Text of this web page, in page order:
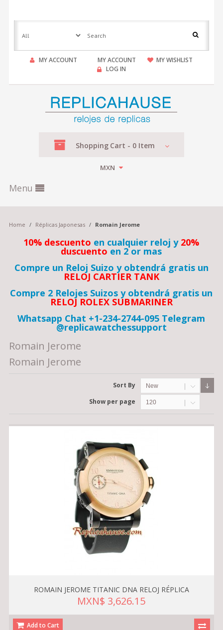
MY ACCOUNT MY ACCOUNT
MY WISHLIST
LOG IN
Shopping Cart - 0Item
MXN
Menu
Home / Réplicas Japonesas / Romain Jerome
10% descuento en cualquier reloj y 20%
duscuento en 2 or mas
Compre un Reloj Suizo y obtendrá gratis un
RELOJ CARTIER TANK
Compre 2 Relojes Suizos y obtendrá gratis un
RELOJ ROLEX SUBMARINER
Whatsapp Chat +1-234-2744-095 Telegram
@replicawatchessupport
Romain Jerome
Romain Jerome
Sort By New
Show per page 120
ROMAIN JEROME TITANIC DNA RELOJ RÉPLICA
MXN$ 3,626.15
Add to Cart